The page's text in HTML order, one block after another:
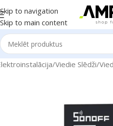
Skip to navigation
Skip to main content
/Viedie Slēdži/